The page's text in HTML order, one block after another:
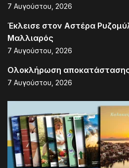
7 Αυγούστου, 2026
Έκλεισε στον Αστέρα
Μαλλιαρός
7 Αυγούστου, 2026
Ολοκλήρωση
7 Αυγούστου, 2026